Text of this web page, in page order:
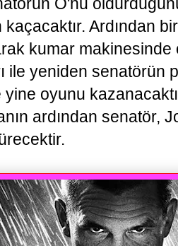
kaçacaktır. Ardından
kumar
ile yeniden senatörün
oyunu
ardından senatör,